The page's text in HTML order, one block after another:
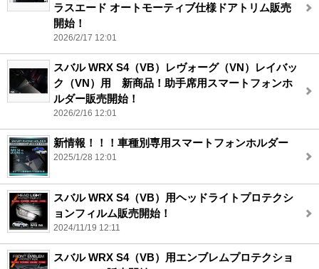
ラスエード オートモーティブ仕様ドアトリム販売
開始！
2026/2/17 12:01
スバル WRX S4（VB）レヴォーグ（VN）レイバッ
ク（VN）用 新商品！助手席用スマートフォンホ
ルダー販売開始！
2026/2/16 12:01
新情報！！！車種別専用スマートフォンホルダー
2025/1/28 12:01
スバル WRX S4（VB）用ヘッドライトプロテクシ
ョンフィルム販売開始！
2024/11/19 12:11
スバル WRX S4（VB）用エンブレムプロテクショ